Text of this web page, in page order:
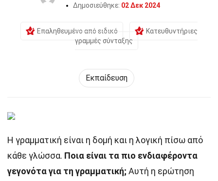
Δημοσιεύθηκε: 02 Δεκ 2024
Επαληθευμένο από ειδικό
Κατευθυντήριες
γραμμές σύνταξης
Εκπαίδευση
Η γραμματική είναι η δομή και η λογική πίσω από
κάθε γλώσσα. Ποια είναι τα πιο ενδιαφέροντα
γεγονότα για τη γραμματική; Αυτή η ερώτηση